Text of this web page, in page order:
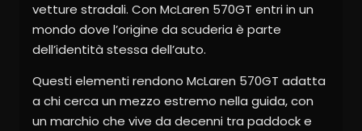
vetture stradali. Con McLaren 570GT entri in un
mondo dove l’origine da scuderia è parte
dell’identità stessa dell’auto.
Questi elementi rendono McLaren 570GT adatta
a chi cerca un mezzo estremo nella guida, con
un marchio che vive da decenni tra paddock e